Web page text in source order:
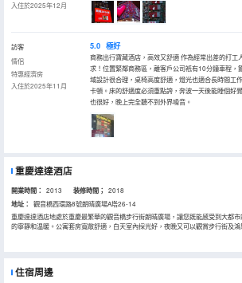
入住於2025年12月
訪客
情侶
特惠經濟房
入住於2025年11月
5.0 極好
商務出行寶藏酒店，高效又舒適 作為經常出差的打工
求！位置緊鄰商務區，離客戶公司衹有10分鐘車程，
域設計很合理，桌椅高度舒適，燈光也適合長時間工
卡頓。床的舒適度必須重點誇，奔波一天後能睡個好
也很好，晚上完全聽不到外界噪音。
重慶達達酒店
開業時間： 2013 装修時間； 2018
地址：
觀音橋西環路8號朗晴廣場A塔26-14
重慶達達酒店地處於重慶最繁華的觀音橋步行街朗晴廣場，讓您既能感受到大都
的寧靜和温暖。公寓套房寬敞舒適，白天室內採光好，夜晚又可以觀賞步行街及
用品，洗髮水香皂 、沐浴液和牙膏等讓您方便入住。樓內24小時保安，讓您安全
重慶達達酒店位於全國十大著名商業步行街之一的重慶觀音橋步行街商圈，UME
備，寬敞的大床、空調、24小時熱水器、電視 、浴霸、衣櫃、電吹風、甚至洗衣
住宿周邊